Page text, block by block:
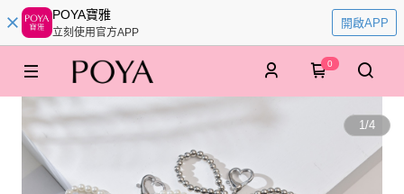
POYA寶雅
立刻使用官方APP
開啟APP
0
1/4